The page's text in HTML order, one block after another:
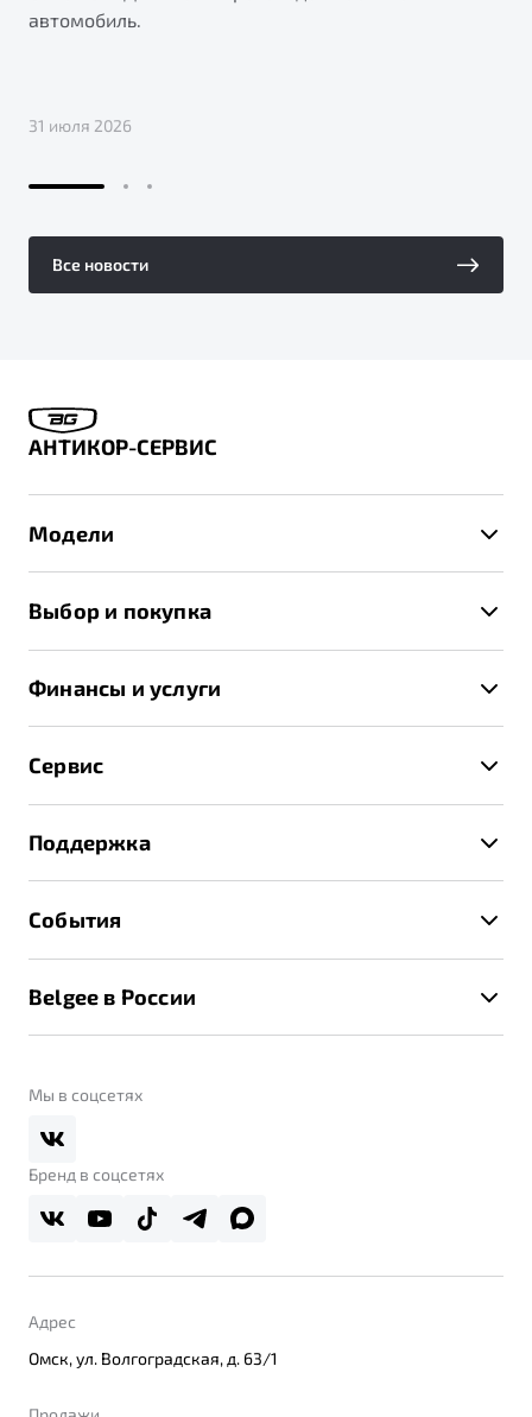
автомобиль.
31 июля 2026
Все новости
АНТИКОР-СЕРВИС
Модели
X70
Выбор и покупка
Записаться на тест-драйв
Получить предложение
Финансы и услуги
Страхование
Расчет КАСКО
Сервис
Техническое обслуживание
Калькулятор ТО
Поддержка
Помощь на дорогах
Belgee Линк
Реферальная программа
События
Belgee в России
О дилерском центре
Правовая информация
Мы в соцсетях
Бренд в соцсетях
Адрес
Омск, ул. Волгоградская, д. 63/1